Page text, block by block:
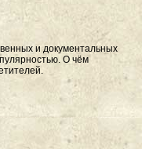
и документальных
О чём